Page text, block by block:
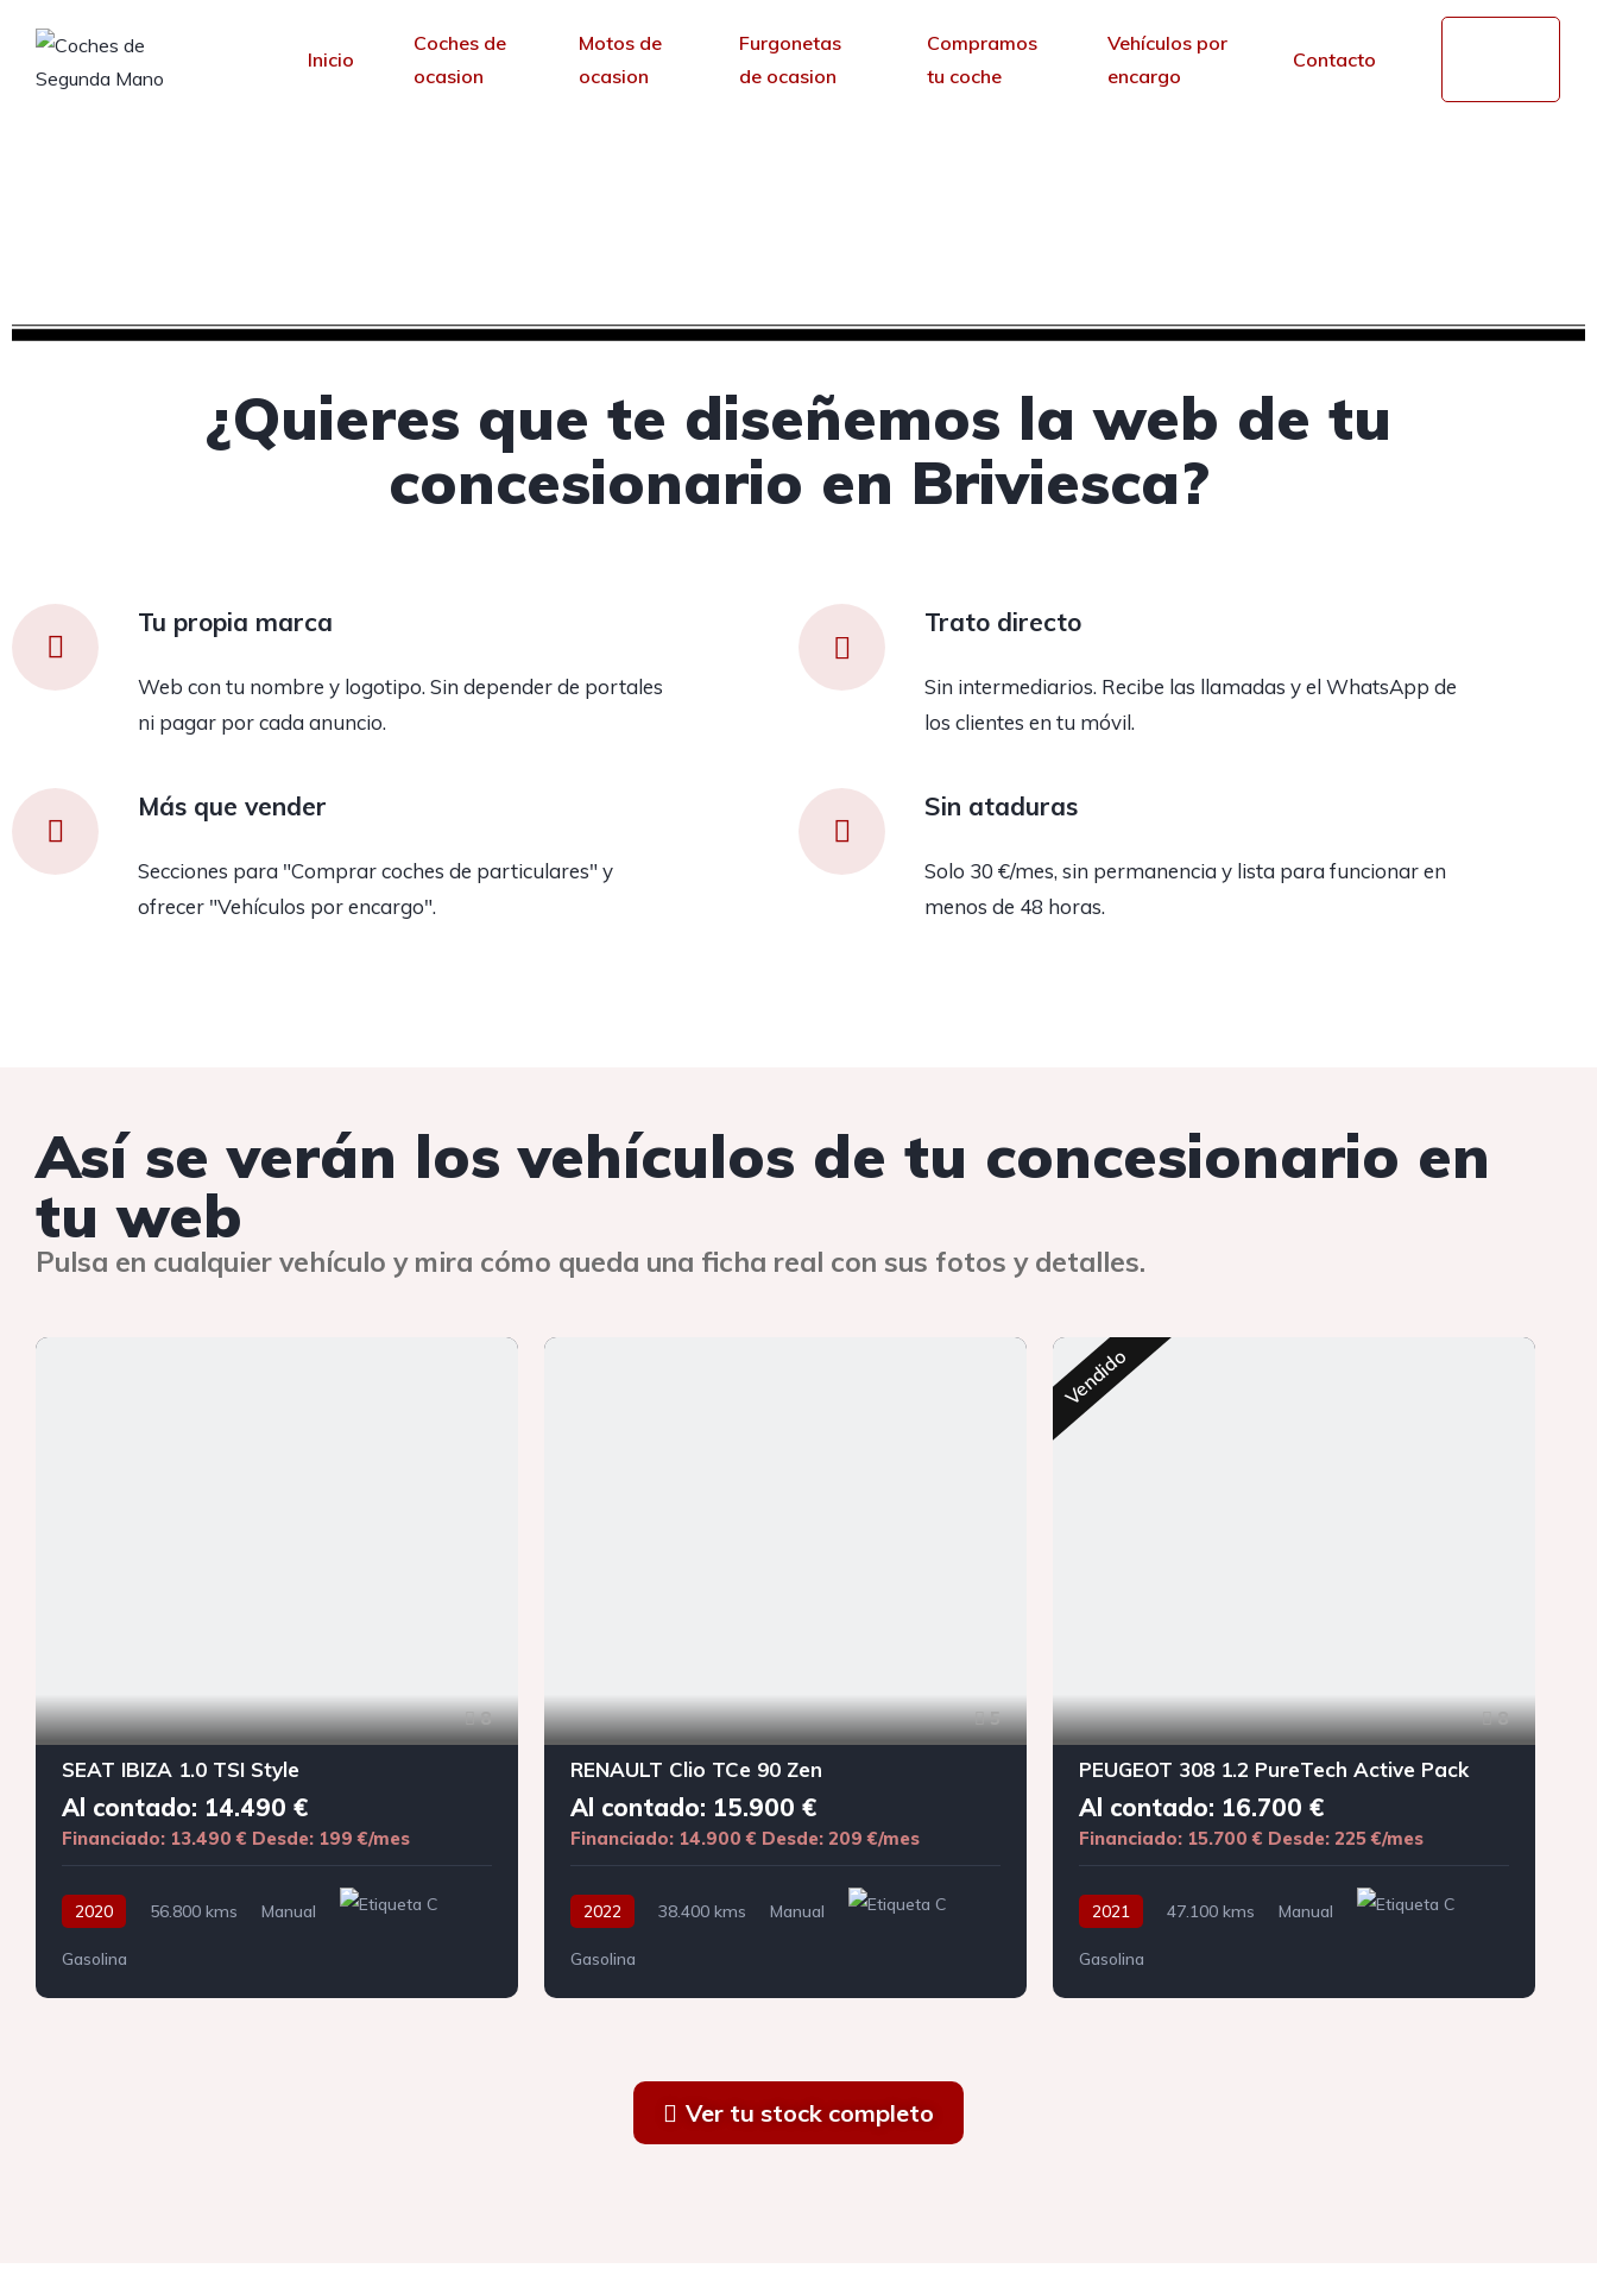
Inicio
Coches de
ocasion
Motos de
ocasion
Furgonetas
de ocasion
Compramos
tu coche
Vehículos por
encargo
Contacto
¿Quieres que te diseñemos la web de tu
concesionario en Briviesca?
Tu propia marca
Web con tu nombre y logotipo. Sin depender de portales
ni pagar por cada anuncio.
Trato directo
Sin intermediarios. Recibe las llamadas y el WhatsApp de
los clientes en tu móvil.
Más que vender
Secciones para "Comprar coches de particulares" y
ofrecer "Vehículos por encargo".
Sin ataduras
Solo 30 €/mes, sin permanencia y lista para funcionar en
menos de 48 horas.
Así se verán los vehículos de tu concesionario en
tu web
Pulsa en cualquier vehículo y mira cómo queda una ficha real con sus fotos y detalles.
8
SEAT IBIZA 1.0 TSI Style
Al contado: 14.490 €
Financiado: 13.490 € Desde: 199 €/mes
2020 56.800 kms Manual
Gasolina
5
RENAULT Clio TCe 90 Zen
Al contado: 15.900 €
Financiado: 14.900 € Desde: 209 €/mes
2022 38.400 kms Manual
Gasolina
Vendido
8
PEUGEOT 308 1.2 PureTech Active Pack
Al contado: 16.700 €
Financiado: 15.700 € Desde: 225 €/mes
2021 47.100 kms Manual
Gasolina
Ver tu stock completo